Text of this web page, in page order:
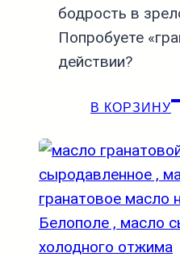
бодрость в
Попробуете
действии?
В КОРЗИНУ